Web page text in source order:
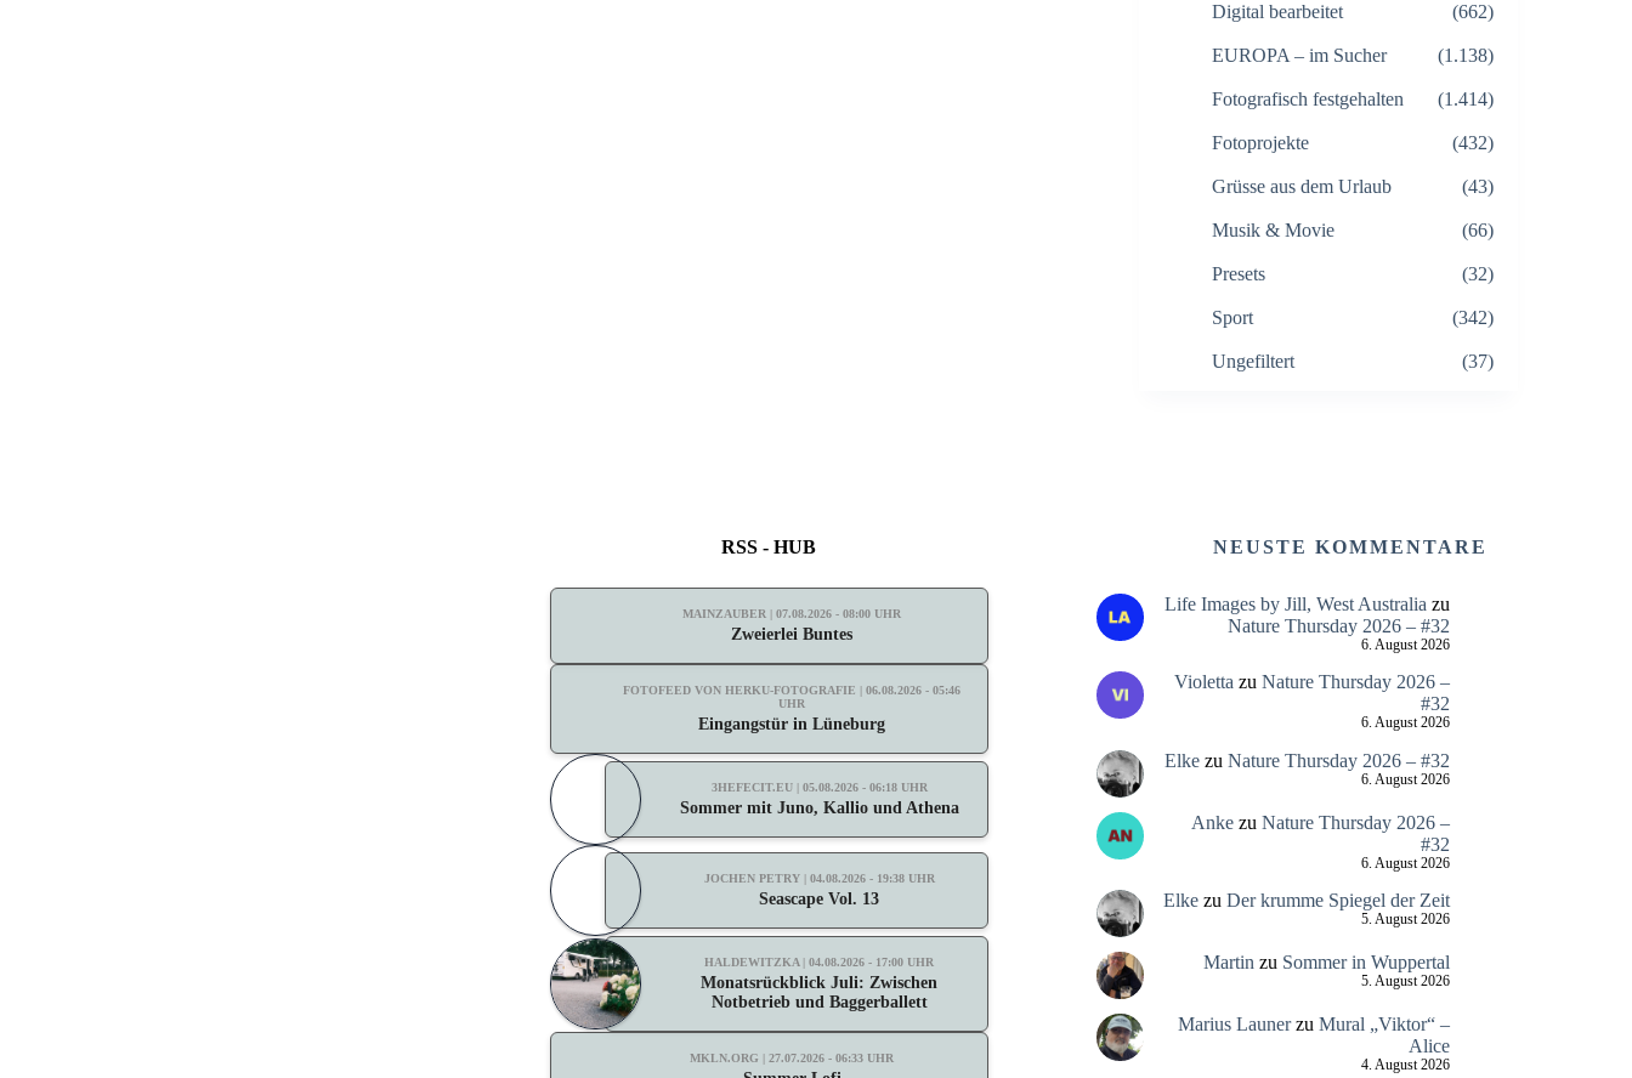
Digital bearbeitet (662)
EUROPA – im Sucher (1.138)
Fotografisch festgehalten (1.414)
Fotoprojekte (432)
Grüsse aus dem Urlaub (43)
Musik & Movie (66)
Presets (32)
Sport (342)
Ungefiltert (37)
RSS - HUB
MAINZAUBER | 07.08.2026 - 08:00 UHR
Zweierlei Buntes
FOTOFEED VON HERKU-FOTOGRAFIE | 06.08.2026 - 05:46
UHR
Eingangstür in Lüneburg
3HEFECIT.EU | 05.08.2026 - 06:18 UHR
Sommer mit Juno, Kallio und Athena
JOCHEN PETRY | 04.08.2026 - 19:38 UHR
Seascape Vol. 13
HALDEWITZKA | 04.08.2026 - 17:00 UHR
Monatsrückblick Juli: Zwischen
Notbetrieb und Baggerballett
MKLN.ORG | 27.07.2026 - 06:33 UHR
NEUSTE KOMMENTARE
Life Images by Jill, West Australia zu
Nature Thursday 2026 – #32
6. August 2026
Violetta zu Nature Thursday 2026 –
#32
6. August 2026
Elkezu Nature Thursday 2026 – #32
6. August 2026
Ankezu Nature Thursday 2026 –
#32
6. August 2026
Elkezu Der krumme Spiegel der Zeit
5. August 2026
Martin zu Sommer in Wuppertal
5. August 2026
Marius Launerzu Mural „Viktor“ –
Alice
4. August 2026